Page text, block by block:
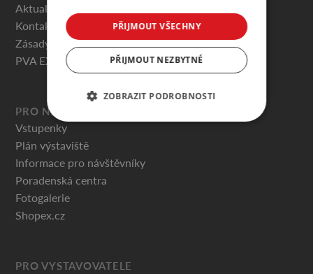
Aktuality
Kontakty
Zásady ochrany osobních údajů
PVA EXPO PRAHA
PRO NÁVŠTĚVNÍKY
Vstupenky
Plán výstaviště
Informace pro návštěvníky
Poradenská centra
Fotogalerie
Shopex.cz
PRO VYSTAVOVATELE
PŘIJMOUT VŠECHNY
PŘIJMOUT NEZBYTNÉ
ZOBRAZIT PODROBNOSTI